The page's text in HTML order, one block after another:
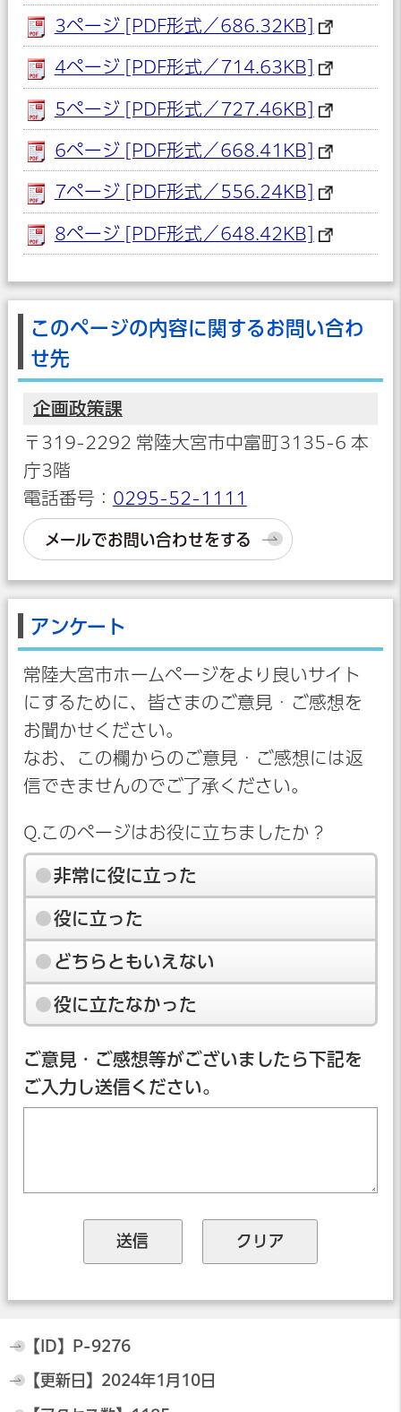
3ページ [PDF形式／686.32KB]
4ページ [PDF形式／714.63KB]
5ページ [PDF形式／727.46KB]
6ページ [PDF形式／668.41KB]
7ページ [PDF形式／556.24KB]
8ページ [PDF形式／648.42KB]
このページの内容に関するお問い合わ
せ先
企画政策課
〒319-2292 常陸大宮市中富町3135-6 本
庁3階
電話番号： 0295-52-1111
メールでお問い合わせをする
アンケート
常陸大宮市ホームページをより良いサイト
にするために、皆さまのご意見・ご感想を
お聞かせください。
なお、この欄からのご意見・ご感想には返
信できませんのでご了承ください。
Q.このページはお役に立ちましたか？
非常に役に立った
役に立った
どちらともいえない
役に立たなかった
ご意見・ご感想等がございましたら下記を
ご入力し送信ください。
【ID】 P-9276
【更新日】 2024年1月10日